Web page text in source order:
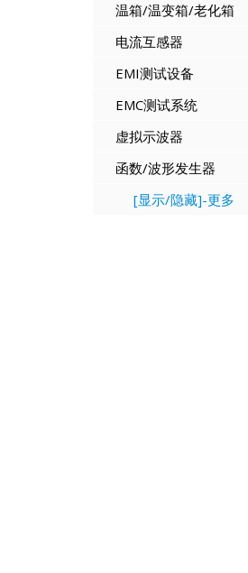
温箱/温变箱/老化箱
电流互感器
EMI测试设备
EMC测试系统
虚拟示波器
函数/波形发生器
[显示/隐藏]-更多